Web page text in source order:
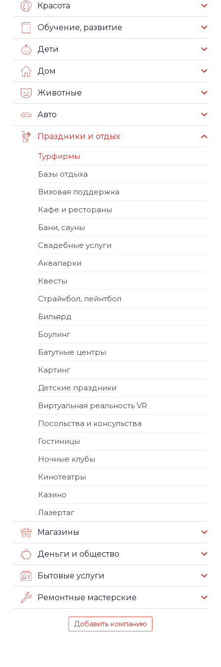
Красота
Обучение, развитие
Дети
Дом
Животные
Авто
Праздники и отдых
Турфирмы
Базы отдыха
Визовая поддержка
Кафе и рестораны
Бани, сауны
Свадебные услуги
Аквапарки
Квесты
Страйкбол, пейнтбол
Бильярд
Боулинг
Батутные центры
Картинг
Детские праздники
Виртуальная реальность VR
Посольства и консульства
Гостиницы
Ночные клубы
Кинотеатры
Казино
Лазертаг
Магазины
Деньги и общество
Бытовые услуги
Ремонтные мастерские
Добавить компанию